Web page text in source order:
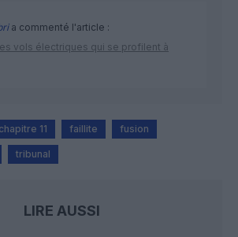
a commenté l'article :
vols électriques qui se profilent à
chapitre 11 faillite fusion
tribunal
LIRE AUSSI